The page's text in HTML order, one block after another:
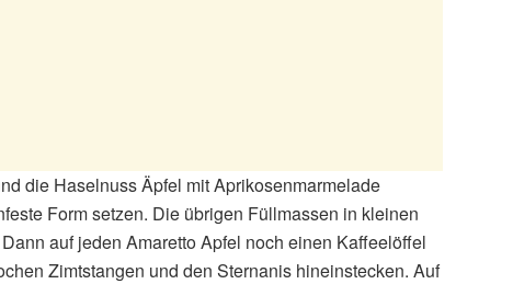
die Haselnuss Äpfel mit Aprikosenmarmelade
Form setzen. Die übrigen Füllmassen in kleinen
auf jeden Amaretto Apfel noch einen Kaffeelöffel
Zimtstangen und den Sternanis hineinstecken. Auf